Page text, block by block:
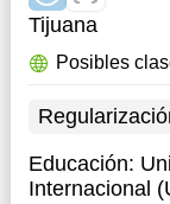
Tijuana
Posibles
Educación:
Internacional